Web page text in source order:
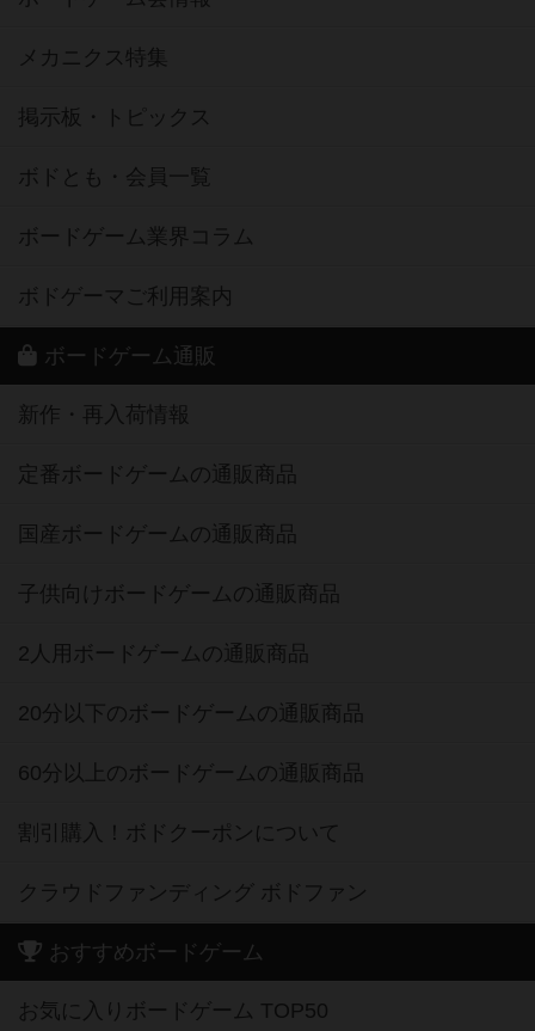
メカニクス特集
掲示板・トピックス
ボドとも・会員一覧
ボードゲーム業界コラム
ボドゲーマご利用案内
ボードゲーム通販
新作・再入荷情報
定番ボードゲームの通販商品
国産ボードゲームの通販商品
子供向けボードゲームの通販商品
2人用ボードゲームの通販商品
20分以下のボードゲームの通販商品
60分以上のボードゲームの通販商品
割引購入！ボドクーポンについて
クラウドファンディング ボドファン
おすすめボードゲーム
お気に入りボードゲーム TOP50